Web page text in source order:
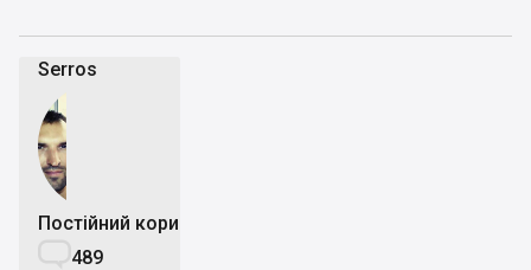
Serros
Постійний користувач
489